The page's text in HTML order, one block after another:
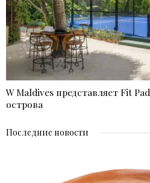
W Maldives представляет Fit
острова
Последние новости